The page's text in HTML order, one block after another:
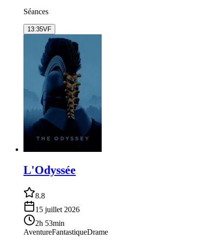
Séances
13:35VF
L'Odyssée
8.8
15 juillet 2026
2h 53min
AventureFantastiqueDrame